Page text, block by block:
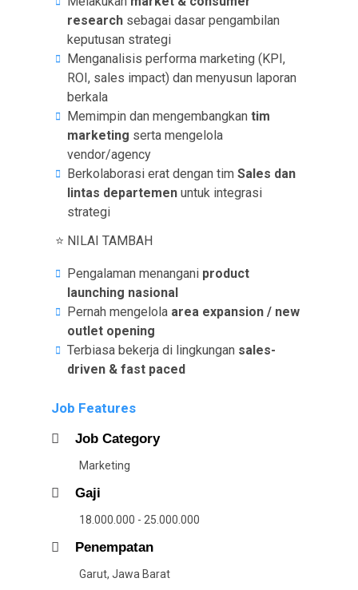
research sebagai dasar pengambilan
keputusan strategi
Menganalisis performa marketing (KPI,
ROI, sales impact) dan menyusun laporan
berkala
Memimpin dan mengembangkantim
marketing serta mengelola
vendor/agency
Berkolaborasi erat dengan timSales dan
lintas departemen untuk integrasi
strategi
⭐ NILAI TAMBAH
Pengalaman menangani product
launching nasional
Pernah mengelola area expansion / new
outlet opening
Terbiasa bekerja di lingkungan sales-
driven & fast paced
Job Features
Job Category
Marketing
Gaji
18.000.000 - 25.000.000
Penempatan
Garut, Jawa Barat